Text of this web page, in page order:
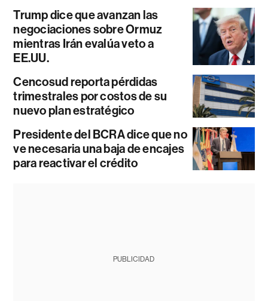
Trump dice que avanzan las
negociaciones sobre Ormuz
mientras Irán evalúa veto a
EE.UU.
Cencosud reporta pérdidas
trimestrales por costos de su
nuevo plan estratégico
Presidente del BCRA dice que no
ve necesaria una baja de encajes
para reactivar el crédito
PUBLICIDAD